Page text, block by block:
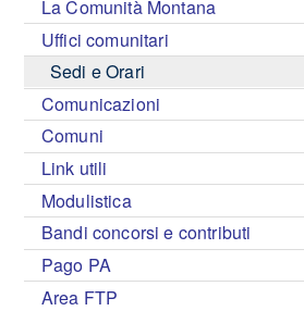
La Comunità Montana
Uffici comunitari
Sedi e Orari
Comunicazioni
Comuni
Link utili
Modulistica
Bandi concorsi e contributi
Pago PA
Area FTP